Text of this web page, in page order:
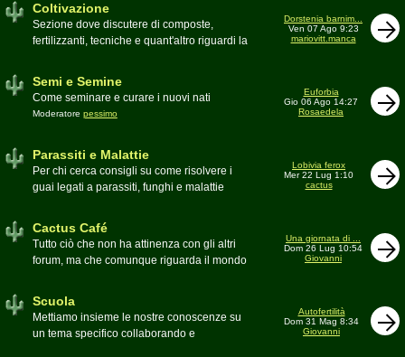
Coltivazione
Sezione dove discutere di composte,
fertilizzanti, tecniche e quant'altro riguardi la
Dorstenia barnim...
Ven 07 Ago 9:23
mariovitt.manca
Semi e Semine
Come seminare e curare i nuovi nati
Moderatore pessimo
Euforbia
Gio 06 Ago 14:27
Rosaedela
Parassiti e Malattie
Per chi cerca consigli su come risolvere i
guai legati a parassiti, funghi e malattie
Lobivia ferox
Mer 22 Lug 1:10
cactus
Cactus Café
Tutto ciò che non ha attinenza con gli altri
forum, ma che comunque riguarda il mondo
Moderatore
Una giornata di ...
Dom 26 Lug 10:54
Giovanni
Scuola
Mettiamo insieme le nostre conoscenze su
un tema specifico collaborando e
Autofertilità
Dom 31 Mag 8:34
Giovanni